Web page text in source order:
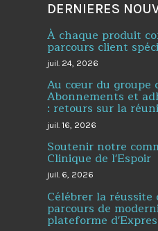
DERNIERES
À chaque produit
parcours client
juil. 24, 2026
Au cœur du groupe
Abonnements et
: retours sur la
juil. 16, 2026
Soutenir notre
Clinique de l'Espoir
juil. 6, 2026
Célébrer la
parcours de
plateforme